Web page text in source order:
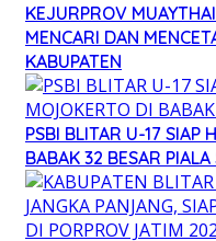
KEJURPROV
MENCARI DAN
KABUPATEN
PSBI BLITAR U-17 SIAP
BABAK 32 BESAR PIALA